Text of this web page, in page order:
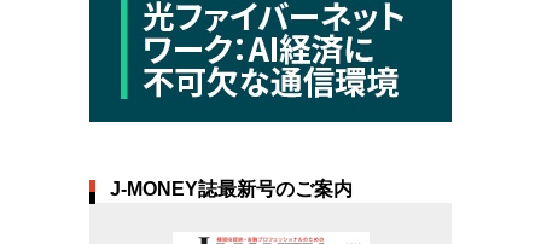
J-MONEY誌最新号のご案内